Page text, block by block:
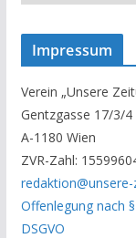
n
s
A
r
c
h
i
v
Impressum
Verein „Unsere
Gentzgasse 17/3/4
A-1180 Wien
ZVR-Zahl:
Offenlegung nach
DSGVO